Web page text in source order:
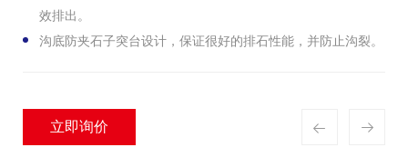
效排出。
沟底防夹石子突台设计，保证很好的排石性能，并防止沟裂。
立即询价